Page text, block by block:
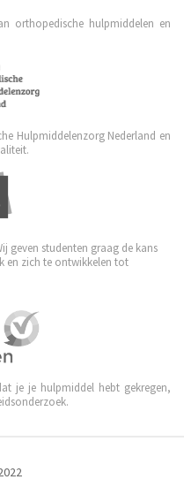
orthopedische hulpmiddelen en
Hulpmiddelenzorg Nederland en
geven studenten graag de kans
en zich te ontwikkelen tot
je je hulpmiddel hebt gekregen,